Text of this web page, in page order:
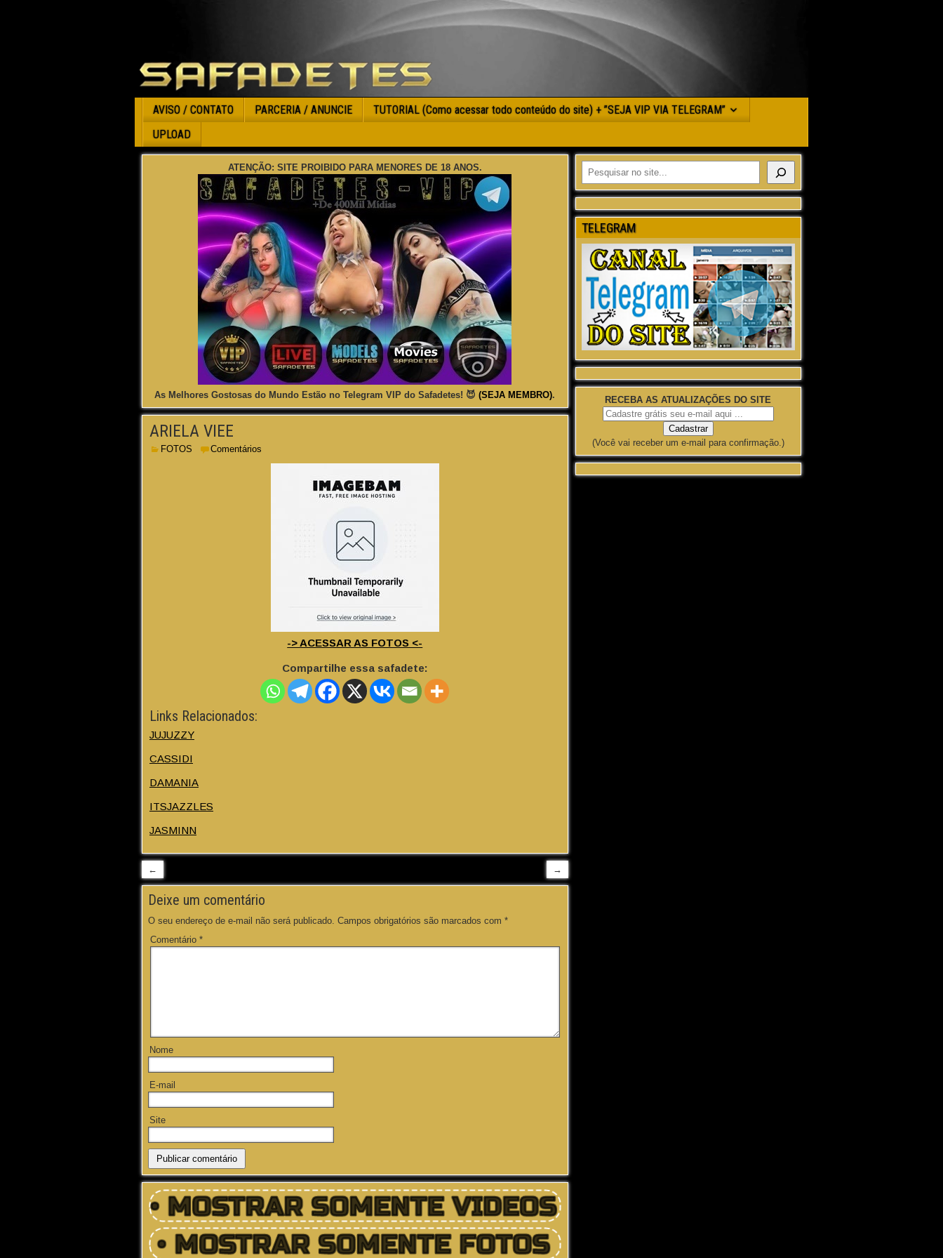
AVISO / CONTATO PARCERIA / ANUNCIE
TUTORIAL (Como acessar todo conteúdo do site) + ”SEJA VIP VIA TELEGRAM”
UPLOAD
ATENÇÃO: SITE PROIBIDO PARA MENORES DE 18 ANOS.
As Melhores Gostosas do Mundo Estão no Telegram VIP do Safadetes! 😈(SEJA MEMBRO).
ARIELA VIEE
FOTOS Comentários
-> ACESSAR AS FOTOS <-
Compartilhe essa safadete:
Links Relacionados:
JUJUZZY
CASSIDI
DAMANIA
ITSJAZZLES
JASMINN
← →
Deixe um comentário
O seu endereço de e-mail não será publicado. Campos obrigatórios são marcados com *
Comentário *
Nome
E-mail
Site
TELEGRAM
RECEBA AS ATUALIZAÇÕES DO SITE
(Você vai receber um e-mail para confirmação.)